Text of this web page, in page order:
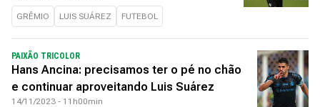
GRÊMIO LUIS SUÁREZ FUTEBOL
PAIXÃO TRICOLOR
Hans Ancina: precisamos ter o pé no chão
e continuar aproveitando Luis Suárez
14/11/2023 - 11h00min